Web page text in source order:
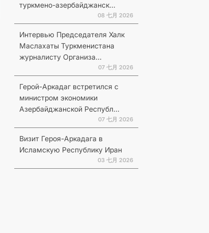
туркмено-азербайджанск...
08 七月 2026
Интервью Председателя Халк
Маслахаты Туркменистана
журналисту Организа...
07 七月 2026
Герой-Аркадаг встретился с
министром экономики
Азербайджанской Республ...
07 七月 2026
Визит Героя-Аркадага в
Исламскую Республику Иран
03 七月 2026